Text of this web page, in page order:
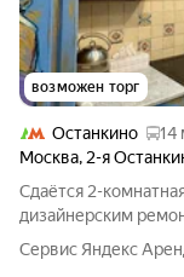
возможен торг
Останкино
14
Москва, 2-я
Сдаётся 2-
дизайнерским
срок от 11 месяцев. Из техники
Стиральная машина Холодильник Микроволновка Пылесос
Сервис Яндекс